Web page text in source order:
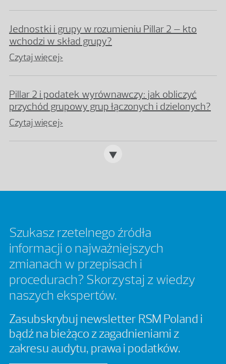
Jednostki i grupy w rozumieniu Pillar 2 – kto
wchodzi w skład grupy?
Czytaj więcej>
Pillar 2 i podatek wyrównawczy: jak obliczyć
przychód grupowy grup łączonych i dzielonych?
Czytaj więcej>
Szukasz rzetelnego źródła
informacji o najważniejszych
zmianach w przepisach i
procedurach? Skorzystaj z wiedzy
naszych ekspertów.
Zasubskrybuj newsletter RSM Poland i
bądź na bieżąco z zagadnieniami z
zakresu audytu, prawa i podatków.